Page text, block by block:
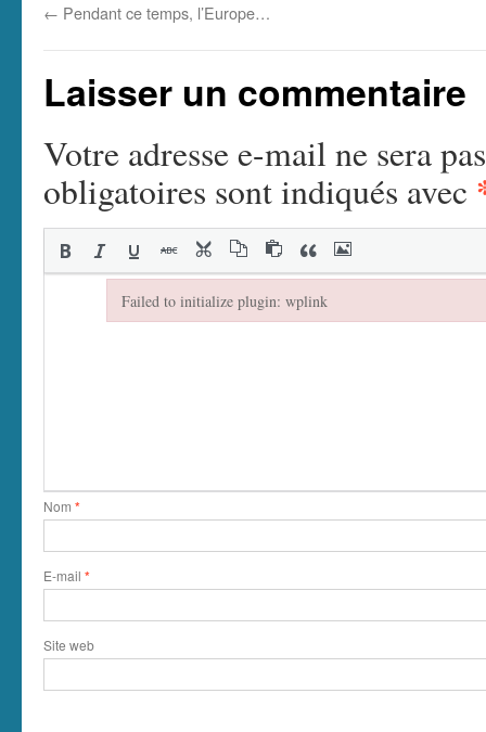
← Pendant ce temps, l’Europe…
Laisser un commentaire
Votre adresse e-mail ne sera
obligatoires sont indiqués avec
Nom *
E-mail *
Site web
Failed to initialize plugin: wplink
Failed to initialize plugin: wplink